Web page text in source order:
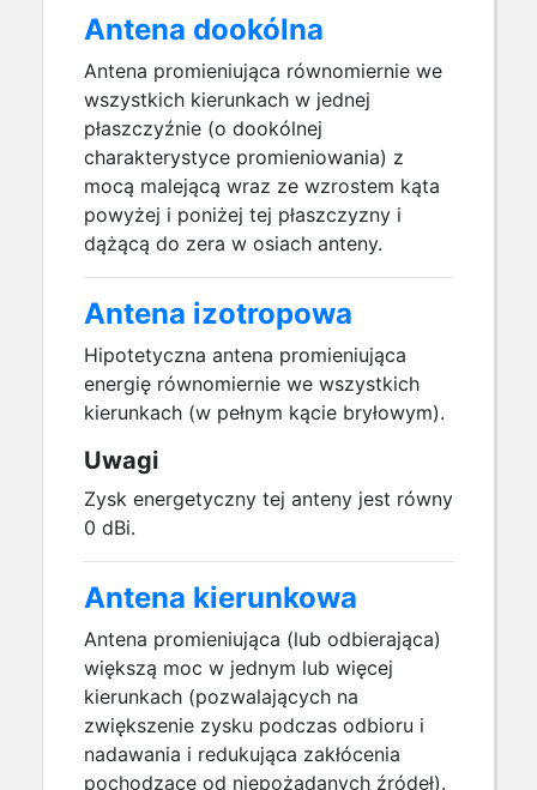
Antena dookólna
Antena promieniująca równomiernie we
wszystkich kierunkach w jednej
płaszczyźnie (o dookólnej
charakterystyce promieniowania) z
mocą malejącą wraz ze wzrostem kąta
powyżej i poniżej tej płaszczyzny i
dążącą do zera w osiach anteny.
Antena izotropowa
Hipotetyczna antena promieniująca
energię równomiernie we wszystkich
kierunkach (w pełnym kącie bryłowym).
Uwagi
Zysk energetyczny tej anteny jest równy
0 dBi.
Antena kierunkowa
Antena promieniująca (lub odbierająca)
większą moc w jednym lub więcej
kierunkach (pozwalających na
zwiększenie zysku podczas odbioru i
nadawania i redukująca zakłócenia
pochodzące od niepożądanych źródeł).